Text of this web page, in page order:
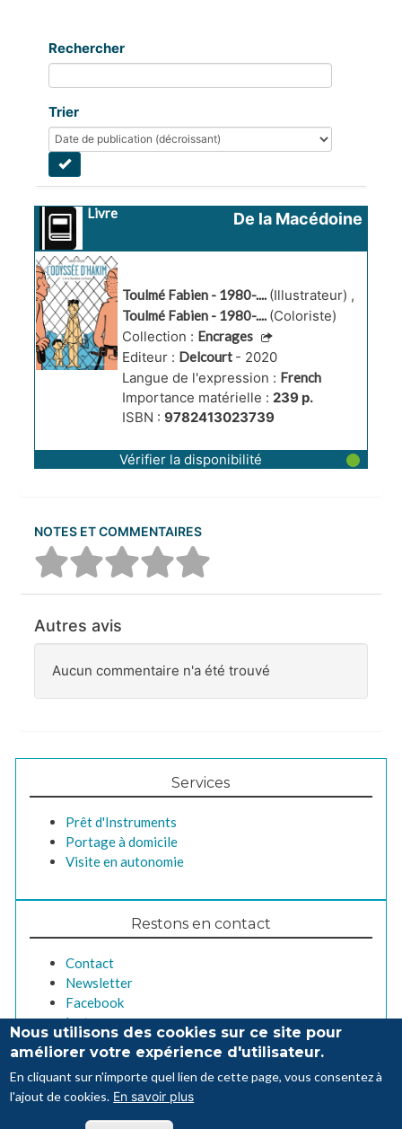
Rechercher
Trier
Livre
De la Macédoine
Toulmé Fabien - 1980-.... (Illustrateur) ,
Toulmé Fabien - 1980-.... (Coloriste)
Collection : Encrages
Editeur : Delcourt - 2020
Langue de l'expression : French
Importance matérielle : 239 p.
ISBN : 9782413023739
Vérifier la disponibilité
NOTES ET COMMENTAIRES
Autres avis
Aucun commentaire n'a été trouvé
Services
Prêt d'Instruments
Portage à domicile
Visite en autonomie
Restons en contact
Contact
Newsletter
Facebook
Instagram
PiedCrédits Contact
Nous utilisons des cookies sur ce site pour
améliorer votre expérience d'utilisateur.
En cliquant sur n'importe quel lien de cette page, vous consentez à
l'ajout de cookies. En savoir plus